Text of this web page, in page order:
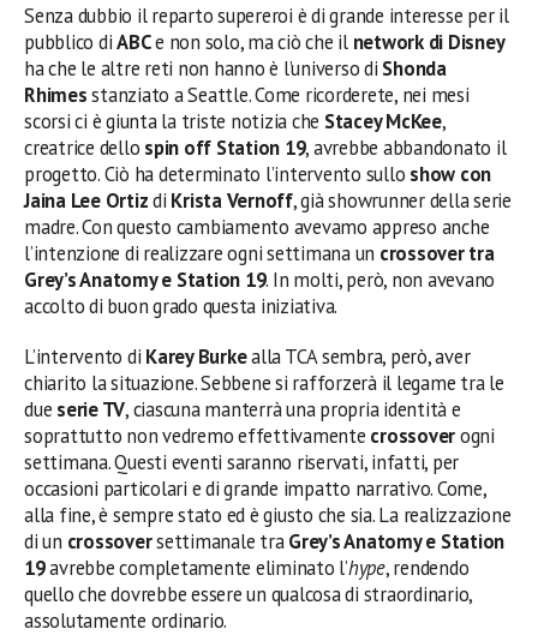
Senza dubbio il reparto supereroi è di grande interesse per il
pubblico diABCe non solo, ma ciò che il network di Disney
ha che le altre reti non hanno è l’universo di Shonda
Rhimesstanziato a Seattle. Come ricorderete, nei mesi
scorsi ci è giunta la triste notizia che Stacey McKee,
creatrice dello spin off Station 19, avrebbe abbandonato il
progetto. Ciò ha determinato l’intervento sullo show con
Jaina Lee Ortizdi Krista Vernoff, già showrunner della serie
madre. Con questo cambiamento avevamo appreso anche
l’intenzione di realizzare ogni settimana un crossover tra
Grey’s Anatomy e Station 19. In molti, però, non avevano
accolto di buon grado questa iniziativa.
L’intervento di Karey Burkealla TCA sembra, però, aver
chiarito la situazione. Sebbene si rafforzerà il legame tra le
due serie TV, ciascuna manterrà una propria identità e
soprattutto non vedremo effettivamente crossoverogni
settimana. Questi eventi saranno riservati, infatti, per
occasioni particolari e di grande impatto narrativo. Come,
alla fine, è sempre stato ed è giusto che sia. La realizzazione
di un crossoversettimanale traGrey’s Anatomy e Station
19avrebbe completamente eliminato l’hype, rendendo
quello che dovrebbe essere un qualcosa di straordinario,
assolutamente ordinario.